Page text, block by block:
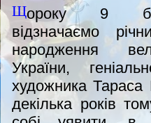
Щороку 9
відзначаємо
народження
України,
художника
декілька років